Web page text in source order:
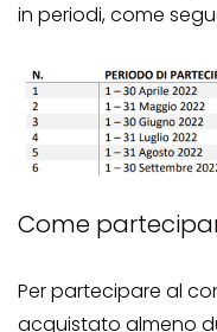
in periodi, come
Come
Per partecipare al
acquistato almeno